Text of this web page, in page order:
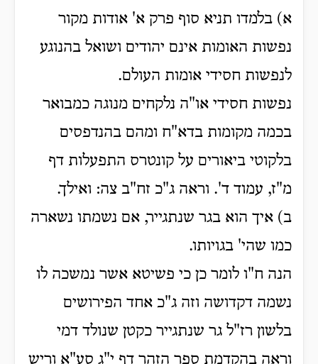
א) בלמדו תניא סוף פרק א' אודות מקור
נפשות האומות אינם יהודים ושואל בהנוגע
לנפשות חסידי אומות העולם.
נפשות חסידי או"ה נלקחים מנוגה כמבואר
בכמה מקומות בדא"ח ומהם בהנדפסים
בלקוטי ביאורים על קונטרס התפעלות דף
מ"ז, עמוד ד'. וראה ג"כ זח"ב צה: ואילך.
ב) איך הוא בגר שנתגייר, אם נשמתו נשארה
כמו שהי' בגויותו.
הנה ח"ו לומר כן כי פשיטא אשר נמשכה לו
נשמה דקדושה וזה ג"כ אחד הפירושים
בלשון רז"ל גר שנתגייר כקטן שנולד דמי
וראה בהקדמת ספר הזהר דף י"ג סע"א וריש